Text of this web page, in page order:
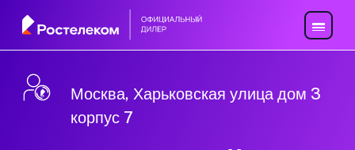
Москва, Харьковская улица дом 3
корпус 7